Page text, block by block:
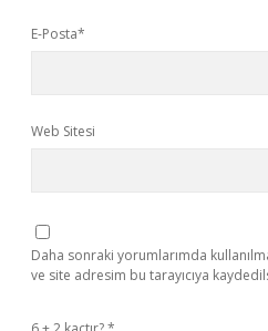
E-Posta*
Web Sitesi
Daha sonraki yorumlarımda
ve site adresim bu tarayıcıya